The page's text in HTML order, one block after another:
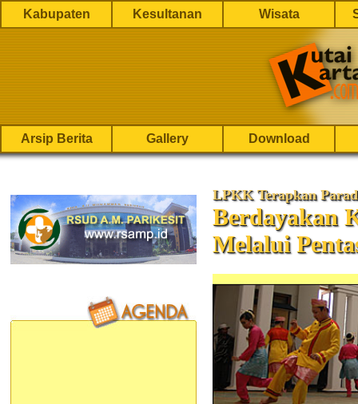
Kabupaten Kesultanan Wisata
Arsip Berita Gallery Download
LPKK Terapkan
Berdayakan
Melalui